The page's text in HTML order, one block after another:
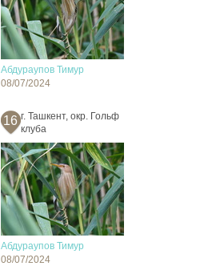
Абдураупов Тимур
08/07/2024
16 г. Ташкент, окр. Гольф
клуба
Абдураупов Тимур
08/07/2024